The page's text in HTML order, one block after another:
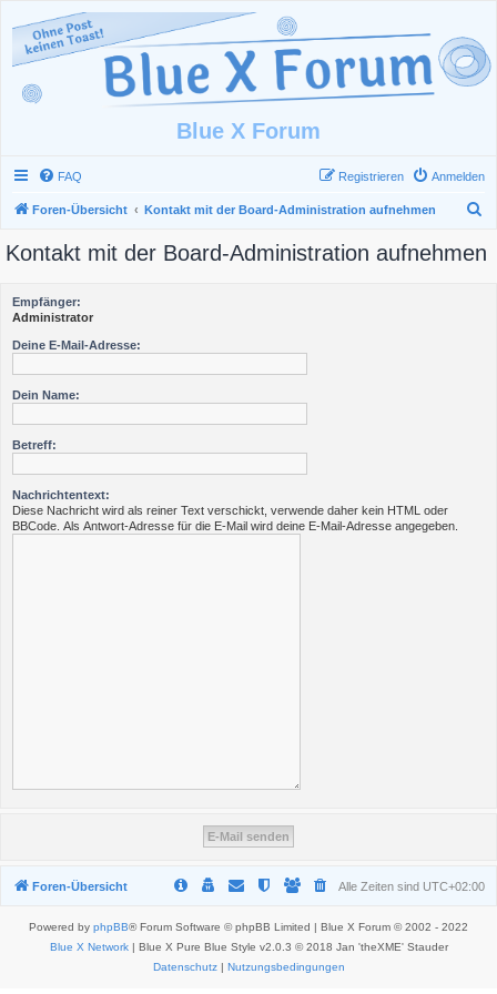
Blue X Forum
FAQ Anmelden
Registrieren
Foren-Übersicht Kontakt mit der Board-Administration aufnehmen
c
Kontakt mit der Board-Administration aufnehmen
Empfänger:
Administrator
Deine E-Mail-Adresse:
Dein Name:
Betreff:
Nachrichtentext:
Diese Nachricht wird als reiner Text verschickt, verwende daher kein HTML oder
BBCode. Als Antwort-Adresse für die E-Mail wird deine E-Mail-Adresse angegeben.
Foren-Übersicht Alle Zeiten sind UTC+02:00
Powered by phpBB® Forum Software © phpBB Limited | Blue X Forum © 2002 - 2022
Blue X Network| Blue X Pure Blue Style v2.0.3 © 2018 Jan 'theXME' Stauder
Datenschutz| Nutzungsbedingungen